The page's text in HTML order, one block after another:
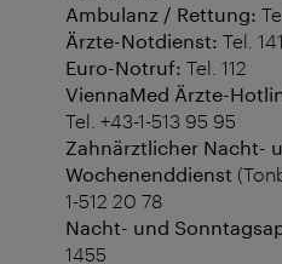
Ambulanz / Rettung:
Ärzte-Notdienst: Tel. 141
Euro-Notruf: Tel. 112
ViennaMed Ärzte-
Tel. +43-1-513 95 95
Zahnärztlicher Nacht-
Wochenenddienst
1-512 20 78
Nacht- und
1455